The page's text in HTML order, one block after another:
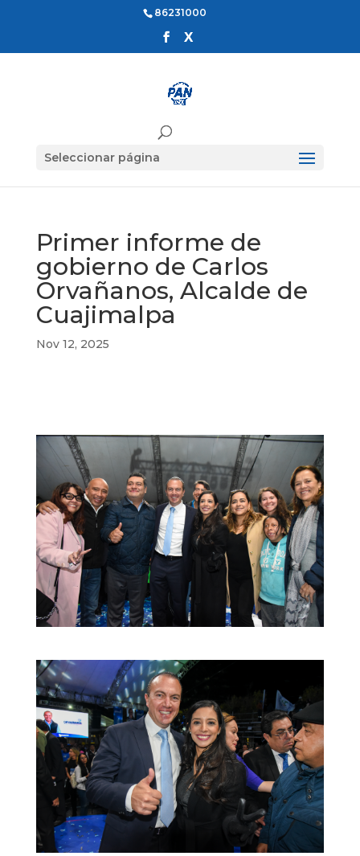
86231000
Seleccionar página
Primer informe de
gobierno de Carlos
Orvañanos, Alcalde de
Cuajimalpa
Nov 12, 2025